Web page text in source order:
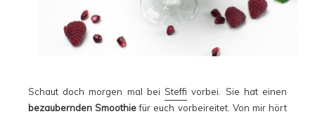
Schaut doch morgen mal beiSteffi vorbei. Sie hat einen
bezaubernden Smoothiefür euch vorbeireitet. Von mir hört